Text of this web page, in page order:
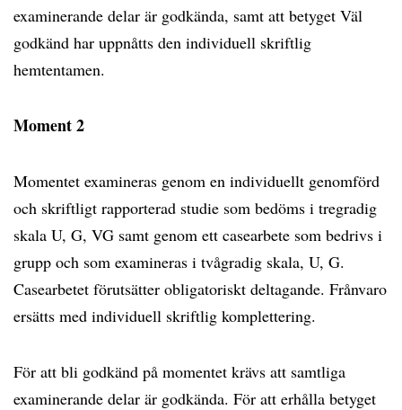
examinerande delar är godkända, samt att betyget Väl
godkänd har uppnåtts den individuell skriftlig
hemtentamen.
Moment 2
Momentet examineras genom en individuellt genomförd
och skriftligt rapporterad studie som bedöms i tregradig
skala U, G, VG samt genom ett casearbete som bedrivs i
grupp och som examineras i tvågradig skala, U, G.
Casearbetet förutsätter obligatoriskt deltagande. Frånvaro
ersätts med individuell skriftlig komplettering.
För att bli godkänd på momentet krävs att samtliga
examinerande delar är godkända. För att erhålla betyget